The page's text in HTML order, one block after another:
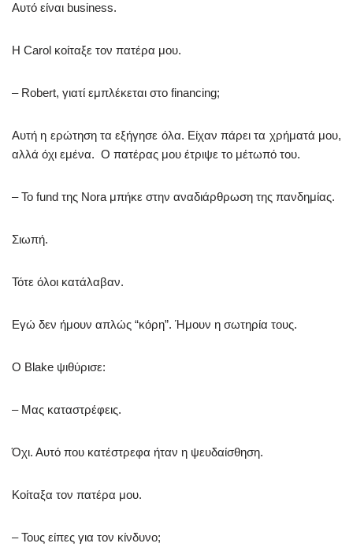
Αυτό είναι business.
Η Carol κοίταξε τον πατέρα μου.
– Robert, γιατί εμπλέκεται στο financing;
Αυτή η ερώτηση τα εξήγησε όλα. Είχαν πάρει τα χρήματά μου,
αλλά όχι εμένα. Ο πατέρας μου έτριψε το μέτωπό του.
– Το fund της Nora μπήκε στην αναδιάρθρωση της πανδημίας.
Σιωπή.
Τότε όλοι κατάλαβαν.
Εγώ δεν ήμουν απλώς “κόρη”. Ήμουν η σωτηρία τους.
Ο Blake ψιθύρισε:
– Μας καταστρέφεις.
Όχι. Αυτό που κατέστρεφα ήταν η ψευδαίσθηση.
Κοίταξα τον πατέρα μου.
– Τους είπες για τον κίνδυνο;